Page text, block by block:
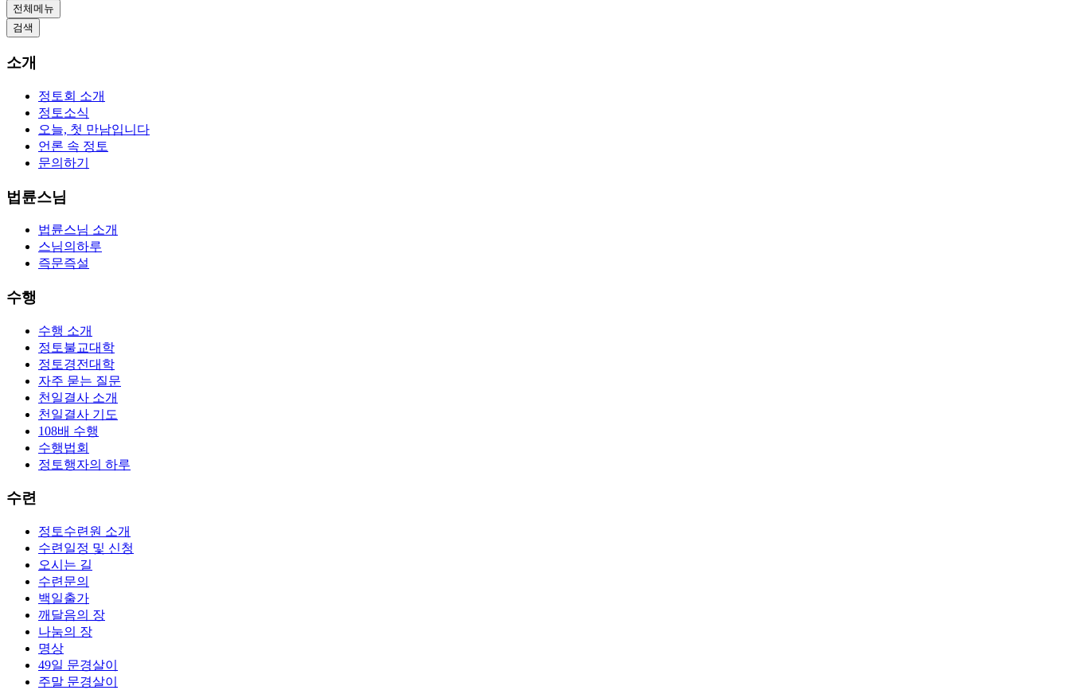
전체메뉴
검색
소개
정토회 소개
정토소식
오늘, 첫 만남입니다
언론 속 정토
문의하기
법륜스님
법륜스님 소개
스님의하루
즉문즉설
수행
수행 소개
정토불교대학
정토경전대학
자주 묻는 질문
천일결사 소개
천일결사 기도
108배 수행
수행법회
정토행자의 하루
수련
정토수련원 소개
수련일정 및 신청
오시는 길
수련문의
백일출가
깨달음의 장
나눔의 장
명상
49일 문경살이
주말 문경살이